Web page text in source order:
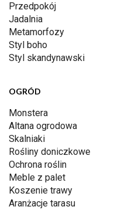
Przedpokój
Jadalnia
Metamorfozy
Styl boho
Styl skandynawski
OGRÓD
Monstera
Altana ogrodowa
Skalniaki
Rośliny doniczkowe
Ochrona roślin
Meble z palet
Koszenie trawy
Aranżacje tarasu